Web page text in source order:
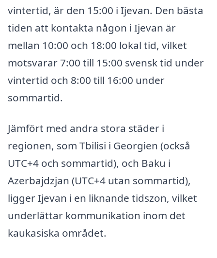
vintertid, är den 15:00 i Ijevan. Den bästa
tiden att kontakta någon i Ijevan är
mellan 10:00 och 18:00 lokal tid, vilket
motsvarar 7:00 till 15:00 svensk tid under
vintertid och 8:00 till 16:00 under
sommartid.
Jämfört med andra stora städer i
regionen, som Tbilisi i Georgien (också
UTC+4 och sommartid), och Baku i
Azerbajdzjan (UTC+4 utan sommartid),
ligger Ijevan i en liknande tidszon, vilket
underlättar kommunikation inom det
kaukasiska området.